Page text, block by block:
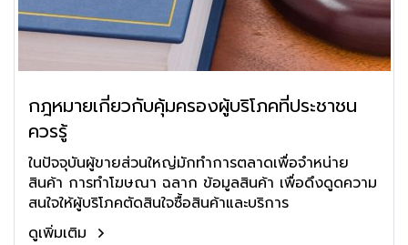
กฎหมายเกี่ยวกับคุ้มครองผู้บริโภคที่ประชาชน
ควรรู้
ในปัจจุบันผู้ขายส่วนใหญ่มักทำการตลาดเพื่อจำหน่าย
สินค้า การทำโฆษณา ฉลาก ข้อมูลสินค้า เพื่อดึงดูดความ
สนใจให้ผู้บริโภคตัดสินใจซื้อสินค้าและบริการ
ดูเพิ่มเติม